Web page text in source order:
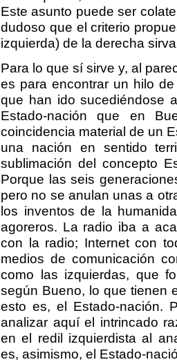
Este asunto puede ser
dudoso que el criterio
izquierda) de la derecha
Para lo que sí sirve y, al
es para encontrar un hilo
que han ido sucediéndose
Estado-nación que en
coincidencia material de un
una nación en sentido
sublimación del concepto
Porque las seis
pero no se anulan unas a
los inventos de la
agoreros. La radio iba a
con la radio; Internet con
medios de comunicación
como las izquierdas, que
según Bueno, lo que tienen
esto es, el Estado-nación.
analizar aquí el intrincado
en el redil izquierdista al
es, asimismo, el Estado-